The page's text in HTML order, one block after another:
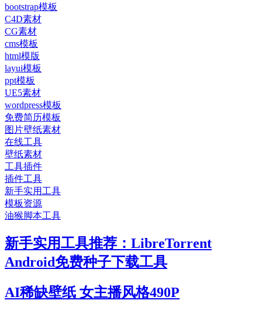
bootstrap模板
C4D素材
CG素材
cms模板
html模版
layui模板
ppt模板
UE5素材
wordpress模板
免费简历模板
图片壁纸素材
在线工具
壁纸素材
工具插件
插件工具
新手实用工具
模板资源
油猴脚本工具
新手实用工具推荐：LibreTorrent
Android免费种子下载工具
AI稀缺壁纸 女主播风格490P